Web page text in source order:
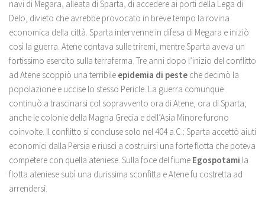
navi di Megara, alleata di Sparta, di accedere ai porti della Lega di
Delo, divieto che avrebbe provocato in breve tempo la rovina
economica della città. Sparta intervenne in difesa di Megara e iniziò
così la guerra. Atene contava sulle triremi, mentre Sparta aveva un
fortissimo esercito sulla terraferma. Tre anni dopo l’inizio del conflitto
ad Atene scoppiò una terribile epidemia di peste che decimò la
popolazione e uccise lo stesso Pericle. La guerra comunque
continuò a trascinarsi col sopravvento ora di Atene, ora di Sparta;
anche le colonie della Magna Grecia e dell’Asia Minore furono
coinvolte. Il conflitto si concluse solo nel 404 a.C.: Sparta accettò aiuti
economici dalla Persia e riuscì a costruirsi una forte flotta che poteva
competere con quella ateniese. Sulla foce del fiume Egospotami la
flotta ateniese subì una durissima sconfitta e Atene fu costretta ad
arrendersi.